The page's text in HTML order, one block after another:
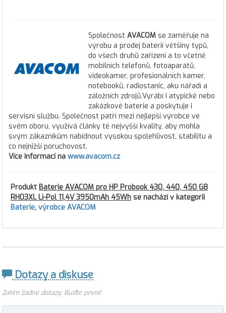
Společnost AVACOM se zaměřuje na
výrobu a prodej baterií většiny typů,
do všech druhů zařízení a to včetně
mobilních telefonů, fotoaparátů,
videokamer, profesionálních kamer,
notebooků, radiostanic, aku nářadí a
záložních zdrojů.Vyrábí i atypické nebo
zakázkové baterie a poskytuje i
servisní službu. Společnost patří mezi nejlepší výrobce ve
svém oboru, využívá články té nejvyšší kvality, aby mohla
svým zákazníkům nabídnout vysokou spolehlivost, stabilitu a
co nejnižší poruchovost.
Více informací na www.avacom.cz
Produkt Baterie AVACOM pro HP Probook 430, 440, 450 G8
RH03XL Li-Pol 11,4V 3950mAh 45Wh se nachází v kategorii
Baterie, výrobce AVACOM
Dotazy a diskuse
Zatím žádné dotazy. Buďte první!